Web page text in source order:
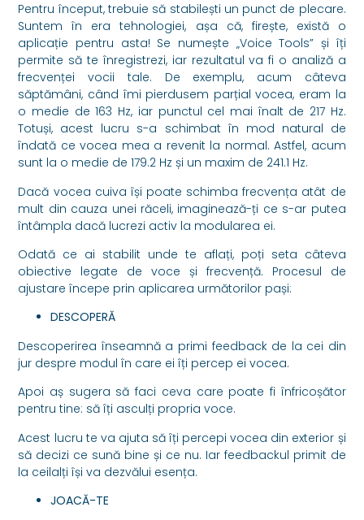
Pentru început, trebuie să stabilești un punct de plecare.
Suntem în era tehnologiei, așa că, firește, există o
aplicație pentru asta! Se numește „Voice Tools” și îți
permite să te înregistrezi, iar rezultatul va fi o analiză a
frecvenței vocii tale. De exemplu, acum câteva
săptămâni, când îmi pierdusem parțial vocea, eram la
o medie de 163 Hz, iar punctul cel mai înalt de 217 Hz.
Totuși, acest lucru s-a schimbat în mod natural de
îndată ce vocea mea a revenit la normal. Astfel, acum
sunt la o medie de 179.2 Hz și un maxim de 241.1 Hz.
Dacă vocea cuiva își poate schimba frecvența atât de
mult din cauza unei răceli, imaginează-ți ce s-ar putea
întâmpla dacă lucrezi activ la modularea ei.
Odată ce ai stabilit unde te aflați, poți seta câteva
obiective legate de voce și frecvență. Procesul de
ajustare începe prin aplicarea următorilor pași:
DESCOPERĂ
Descoperirea înseamnă a primi feedback de la cei din
jur despre modul în care ei îți percep ei vocea.
Apoi aș sugera să faci ceva care poate fi înfricoșător
pentru tine: să îți asculți propria voce.
Acest lucru te va ajuta să îți percepi vocea din exterior și
să decizi ce sună bine și ce nu. Iar feedbackul primit de
la ceilalți își va dezvălui esența.
JOACĂ-TE